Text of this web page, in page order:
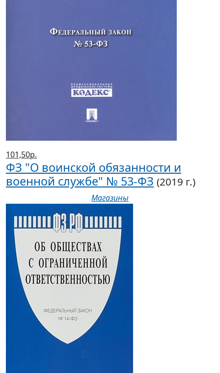
101,50р.
ФЗ "О воинской обязанности и
военной службе" № 53-ФЗ (2019 г.)
Магазины